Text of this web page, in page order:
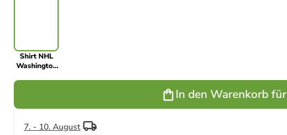
Shirt NHL
Washington
In den Warenkorb für
7. - 10. August